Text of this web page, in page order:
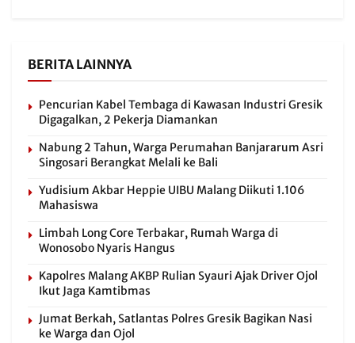
BERITA LAINNYA
Pencurian Kabel Tembaga di Kawasan Industri Gresik
Digagalkan, 2 Pekerja Diamankan
Nabung 2 Tahun, Warga Perumahan Banjararum Asri
Singosari Berangkat Melali ke Bali
Yudisium Akbar Heppie UIBU Malang Diikuti 1.106
Mahasiswa
Limbah Long Core Terbakar, Rumah Warga di
Wonosobo Nyaris Hangus
Kapolres Malang AKBP Rulian Syauri Ajak Driver Ojol
Ikut Jaga Kamtibmas
Jumat Berkah, Satlantas Polres Gresik Bagikan Nasi
ke Warga dan Ojol